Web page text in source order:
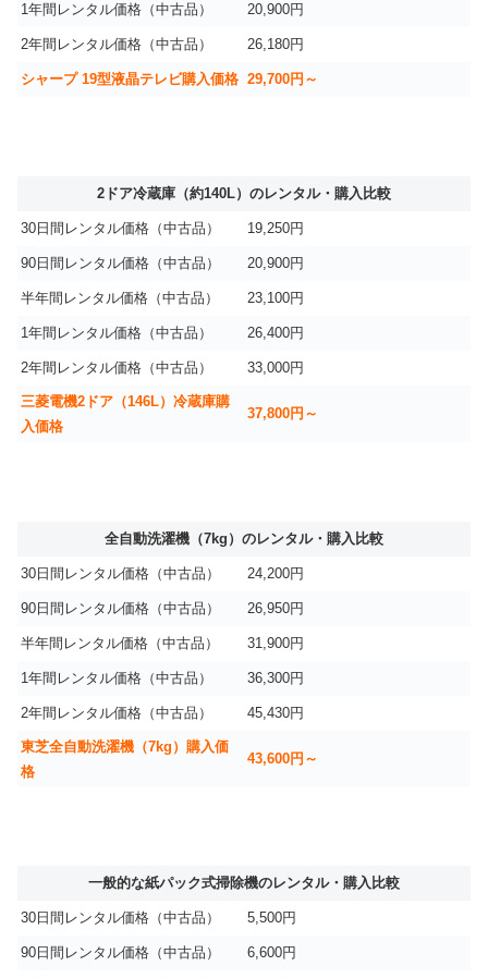
1年間レンタル価格（中古品） 20,900円
2年間レンタル価格（中古品） 26,180円
シャープ 19型液晶テレビ購入価格 29,700円～
2ドア冷蔵庫（約140L）のレンタル・購入比較
30日間レンタル価格（中古品） 19,250円
90日間レンタル価格（中古品） 20,900円
半年間レンタル価格（中古品） 23,100円
1年間レンタル価格（中古品） 26,400円
2年間レンタル価格（中古品） 33,000円
三菱電機2ドア（146L）冷蔵庫購
入価格
37,800円～
全自動洗濯機（7kg）のレンタル・購入比較
30日間レンタル価格（中古品） 24,200円
90日間レンタル価格（中古品） 26,950円
半年間レンタル価格（中古品） 31,900円
1年間レンタル価格（中古品） 36,300円
2年間レンタル価格（中古品） 45,430円
東芝全自動洗濯機（7kg）購入価
格
43,600円～
一般的な紙パック式掃除機のレンタル・購入比較
30日間レンタル価格（中古品） 5,500円
90日間レンタル価格（中古品） 6,600円